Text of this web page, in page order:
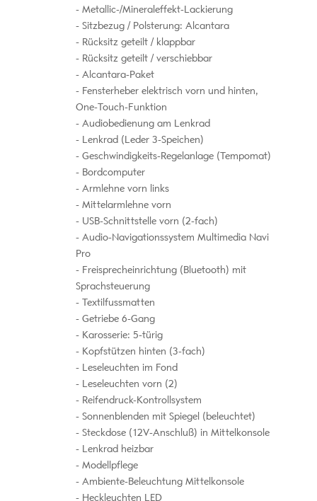
Metallic-/Mineraleffekt-Lackierung
Sitzbezug / Polsterung: Alcantara
Rücksitz geteilt / klappbar
Rücksitz geteilt / verschiebbar
Alcantara-Paket
Fensterheber elektrisch vorn und hinten,
One-Touch-Funktion
Audiobedienung am Lenkrad
Lenkrad (Leder 3-Speichen)
Geschwindigkeits-Regelanlage (Tempomat)
Bordcomputer
Armlehne vorn links
Mittelarmlehne vorn
USB-Schnittstelle vorn (2-fach)
Audio-Navigationssystem Multimedia Navi
Pro
Freisprecheinrichtung (Bluetooth) mit
Sprachsteuerung
Textilfussmatten
Getriebe 6-Gang
Karosserie: 5-türig
Kopfstützen hinten (3-fach)
Leseleuchten im Fond
Leseleuchten vorn (2)
Reifendruck-Kontrollsystem
Sonnenblenden mit Spiegel (beleuchtet)
Steckdose (12V-Anschluß) in Mittelkonsole
Lenkrad heizbar
Modellpflege
Ambiente-Beleuchtung Mittelkonsole
Heckleuchten LED